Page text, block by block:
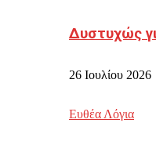
Δυστυχώς
26 Ιουλίου 2026
Ευθέα Λόγια